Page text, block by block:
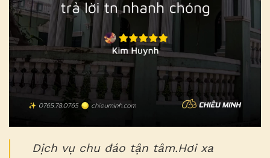
Dịch vụ chu đáo tận tâm.Hơi xa